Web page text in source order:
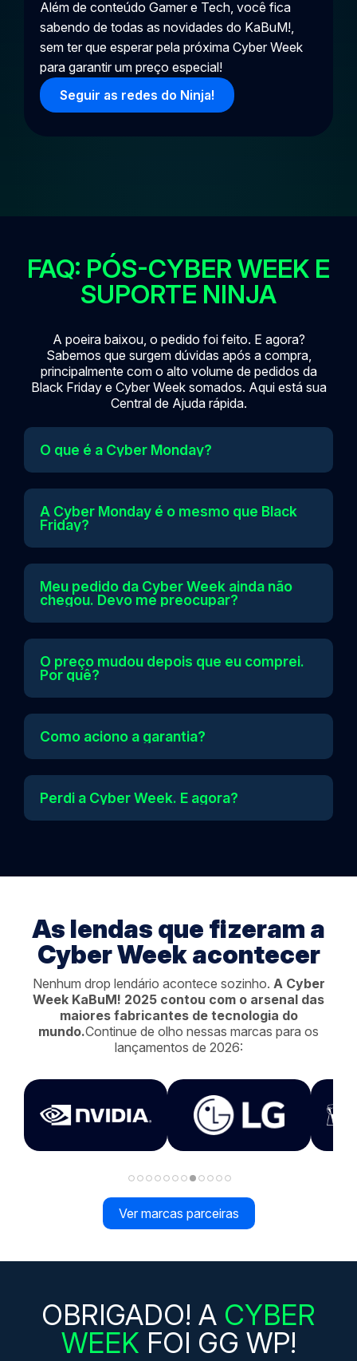
Além de conteúdo Gamer e Tech, você fica
sabendo de todas as novidades do KaBuM!,
sem ter que esperar pela próxima Cyber Week
para garantir um preço especial!
Seguir as redes do Ninja!
FAQ: PÓS-CYBER WEEK E
SUPORTE NINJA
A poeira baixou, o pedido foi feito. E agora?
Sabemos que surgem dúvidas após a compra,
principalmente com o alto volume de pedidos da
Black Friday e Cyber Week somados. Aqui está sua
Central de Ajuda rápida.
O que é a Cyber Monday?
A Cyber Monday é o mesmo que Black
Friday?
Meu pedido da Cyber Week ainda não
chegou. Devo me preocupar?
O preço mudou depois que eu comprei.
Por quê?
Como aciono a garantia?
Perdi a Cyber Week. E agora?
As lendas que fizeram a
Cyber Week acontecer
Nenhum drop lendário acontece sozinho. A Cyber
Week KaBuM! 2025 contou com o arsenal das
maiores fabricantes de tecnologia do
mundo.Continue de olho nessas marcas para os
lançamentos de 2026:
Ver marcas parceiras
OBRIGADO! A CYBER
WEEK FOI GG WP!